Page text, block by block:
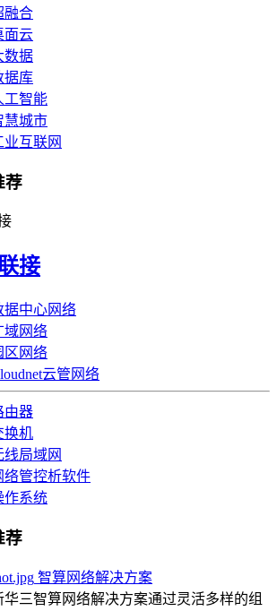
融合
面云
数据
据库
工智能
慧城市
业互联网
荐
接
据中心网络
域网络
区网络
云管网络
由器
换机
线局域网
络管控析软件
作系统
荐
智算网络解决方案
华三智算网络解决方案通过灵活多样的组